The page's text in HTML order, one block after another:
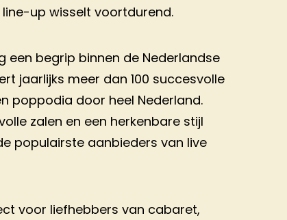
up wisselt voortdurend.
een begrip binnen de Nederlandse
jaarlijks meer dan 100 succesvolle
poppodia door heel Nederland.
zalen en een herkenbare stijl
populairste aanbieders van live
voor liefhebbers van cabaret,